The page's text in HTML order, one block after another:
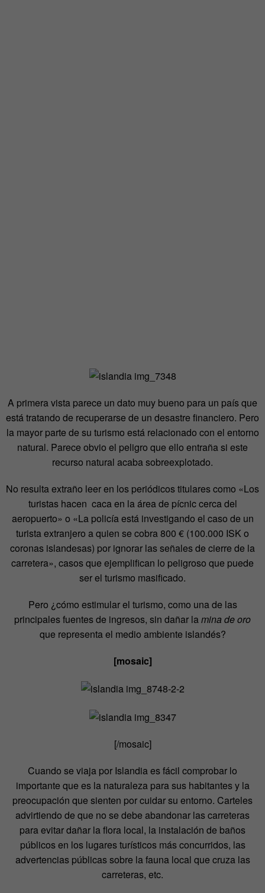
A primera vista parece un dato muy bueno para un país que
está tratando de recuperarse de un desastre financiero. Pero
la mayor parte de su turismo está relacionado con el entorno
natural. Parece obvio el peligro que ello entraña si este
recurso natural acaba sobreexplotado.
No resulta extraño leer en los periódicos titulares como «Los
turistas hacen caca en la área de pícnic cerca del
aeropuerto» o «La policía está investigando el caso de un
turista extranjero a quien se cobra 800 € (100.000 ISK o
coronas islandesas) por ignorar las señales de cierre de la
carretera», casos que ejemplifican lo peligroso que puede
ser el turismo masificado.
Pero ¿cómo estimular el turismo, como una de las
principales fuentes de ingresos, sin dañar lamina de oro
que representa el medio ambiente islandés?
[mosaic]
[/mosaic]
Cuando se viaja por Islandia es fácil comprobar lo
importante que es la naturaleza para sus habitantes y la
preocupación que sienten por cuidar su entorno. Carteles
advirtiendo de que no se debe abandonar las carreteras
para evitar dañar la flora local, la instalación de baños
públicos en los lugares turísticos más concurridos, las
advertencias públicas sobre la fauna local que cruza las
carreteras, etc.